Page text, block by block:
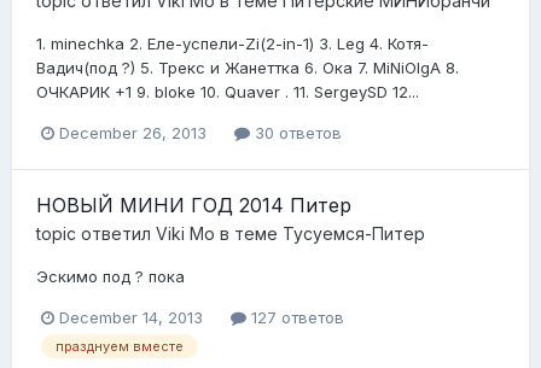
1. minechka 2. Еле-успели-Zi(2-in-1) 3. Leg 4. Котя-
Вадич(под ?) 5. Трекс и Жанеттка 6. Ока 7. MiNiOlgA 8.
ОЧКАРИК +1 9. bloke 10. Quaver . 11. SergeySD 12...
December 26, 2013 30 ответов
НОВЫЙ МИНИ ГОД 2014 Питер
topic ответил Viki Mo в теме Тусуемся-Питер
Эскимо под ? пока
December 14, 2013 127 ответов
празднуем вместе